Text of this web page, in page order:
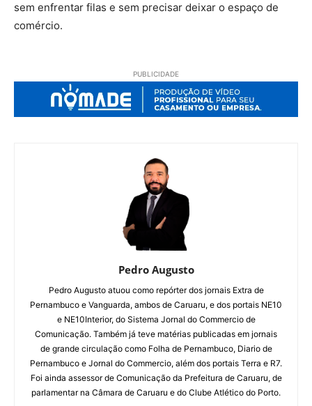
sem enfrentar filas e sem precisar deixar o espaço de
comércio.
PUBLICIDADE
Pedro Augusto
Pedro Augusto atuou como repórter dos jornais Extra de
Pernambuco e Vanguarda, ambos de Caruaru, e dos portais NE10
e NE10Interior, do Sistema Jornal do Commercio de
Comunicação. Também já teve matérias publicadas em jornais
de grande circulação como Folha de Pernambuco, Diario de
Pernambuco e Jornal do Commercio, além dos portais Terra e R7.
Foi ainda assessor de Comunicação da Prefeitura de Caruaru, de
parlamentar na Câmara de Caruaru e do Clube Atlético do Porto.